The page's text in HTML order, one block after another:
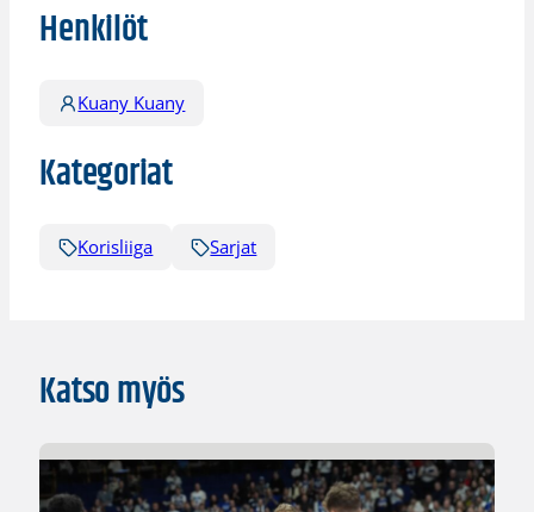
Henkilöt
Kuany Kuany
Kategoriat
Korisliiga Sarjat
Katso myös